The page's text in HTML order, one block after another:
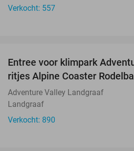
Verkocht: 557
Entree voor klimpark
ritjes Alpine Coaster
Adventure Valley Landgraaf
Landgraaf
Verkocht: 890